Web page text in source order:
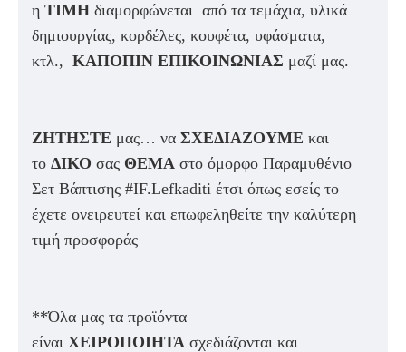
η ΤΙΜΗ διαμορφώνεται από τα τεμάχια, υλικά
δημιουργίας, κορδέλες, κουφέτα, υφάσματα,
κτλ., ΚΑΠΟΠΙΝ ΕΠΙΚΟΙΝΩΝΙΑΣ μαζί μας.
ΖΗΤΗΣΤΕ μας… να ΣΧΕΔΙΑΖΟΥΜΕ και
το ΔΙΚΟ σας ΘΕΜΑ στο όμορφο Παραμυθένιο
Σετ Βάπτισης #IF.Lefkaditi έτσι όπως εσείς το
έχετε ονειρευτεί και επωφεληθείτε την καλύτερη
τιμή προσφοράς
**Όλα μας τα προϊόντα
είναι ΧΕΙΡΟΠΟΙΗΤΑ σχεδιάζονται και